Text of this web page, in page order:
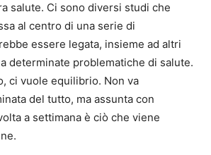
salute. Ci sono diversi studi che
al centro di una serie di
essere legata, insieme ad altri
determinate problematiche di salute.
ci vuole equilibrio. Non va
del tutto, ma assunta con
a settimana è ciò che viene